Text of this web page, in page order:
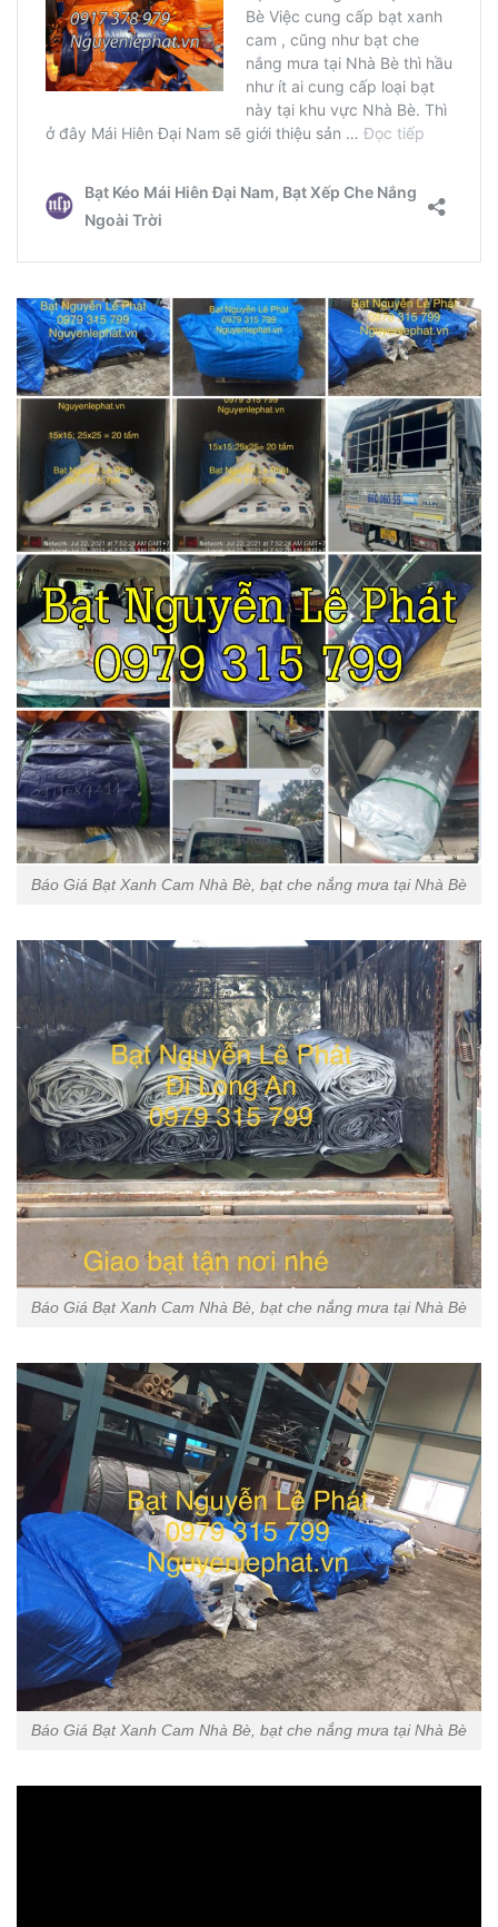
Báo Giá Bạt Xanh Cam Nhà Bè, bạt che nắng mưa tại Nhà Bè
Báo Giá Bạt Xanh Cam Nhà Bè, bạt che nắng mưa tại Nhà Bè
Báo Giá Bạt Xanh Cam Nhà Bè, bạt che nắng mưa tại Nhà Bè